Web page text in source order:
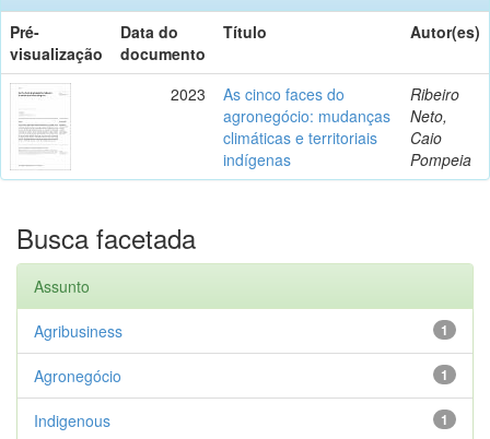
Pré-
visualização
Data do
documento
Título Autor(es)
2023
As cinco faces do
agronegócio: mudanças
climáticas e territoriais
indígenas
Ribeiro
Neto,
Caio
Pompeia
Busca facetada
Assunto
1
Agribusiness
1
Agronegócio
1
Indigenous